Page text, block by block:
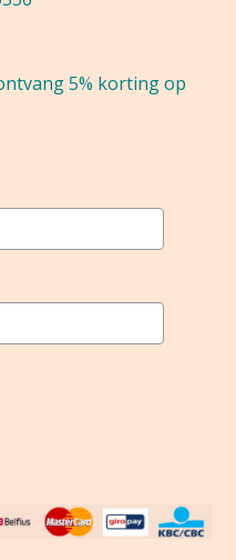
5% korting op